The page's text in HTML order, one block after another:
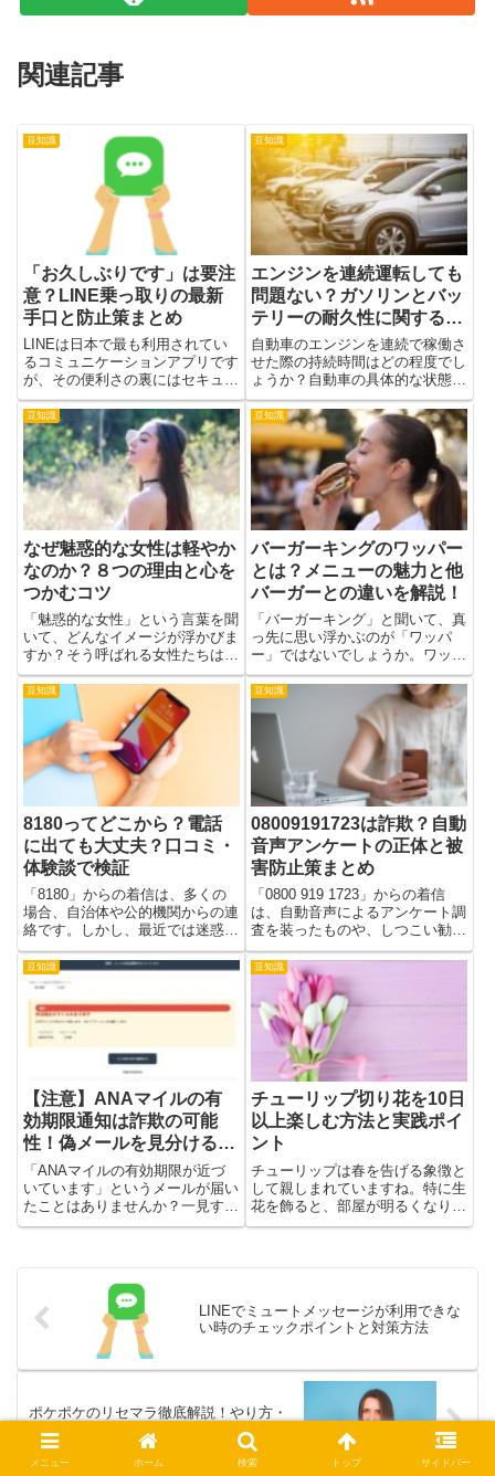
関連記事
豆知識
「お久しぶりです」は要注
意？LINE乗っ取りの最新
手口と防止策まとめ
LINEは日本で最も利用されてい
るコミュニケーションアプリです
が、その便利さの裏にはセキュリ
ティリスクが潜んでいます。特に
近年急増しているのが「LINE乗
っ取り」と呼ばれる被害で、アカ
ウントを奪われると自分だけでな
く友人や家族にまで迷惑が及...
豆知識
エンジンを連続運転しても
問題ない？ガソリンとバッ
テリーの耐久性に関する解
説
自動車のエンジンを連続で稼働さ
せた際の持続時間はどの程度でし
ょうか？自動車の具体的な状態に
依存しますが、一般的には燃料が
無くなるまで動き続けます。ま
ず、エンジンを連続稼動させる際
のガソリン消費量を考えてみまし
ょう。約1時間につき1リットル
の...
豆知識
なぜ魅惑的な女性は軽やか
なのか？８つの理由と心を
つかむコツ
「魅惑的な女性」という言葉を聞
いて、どんなイメージが浮かびま
すか？そう呼ばれる女性たちは、
意外にもさっぱりしており、他人
に依存することがありません。彼
女たちには、不思議な魅力や知性
が光ることも特徴です。今回は、
そうした女性たちがなぜ軽やか
な...
豆知識
バーガーキングのワッパー
とは？メニューの魅力と他
バーガーとの違いを解説！
「バーガーキング」と聞いて、真
っ先に思い浮かぶのが「ワッパ
ー」ではないでしょうか。ワッパ
ーはそのボリューム感と独自の直
火焼き製法により、多くのファン
を惹きつけています。一般的なフ
ァストフードバーガーとは一線を
画す存在であり、その味わい、サ
イ...
豆知識
8180ってどこから？電話
に出ても大丈夫？口コミ・
体験談で検証
「8180」からの着信は、多くの
場合、自治体や公的機関からの連
絡です。しかし、最近では迷惑電
話や詐欺まがいのケースも紛れ込
んでいるため、発信元の確認や適
切な対応が欠かせません。この記
事では、「8180ってどこか
ら？」「かけ直して大丈夫？」
と...
豆知識
08009191723は詐欺？自動
音声アンケートの正体と被
害防止策まとめ
「0800 919 1723」からの着信
は、自動音声によるアンケート調
査を装ったものや、しつこい勧
誘、個人情報の不正取得など多様
なトラブル事例が報告されていま
す。こうした電話を受けて不安を
感じる方も少なくありません。こ
の記事では、0800番...
豆知識
【注意】ANAマイルの有
効期限通知は詐欺の可能
性！偽メールを見分ける方
法
「ANAマイルの有効期限が近づ
いています」というメールが届い
たことはありませんか？一見する
と公式からの通知のように見えま
アドレスを装って、ユーザーの
I...
豆知識
チューリップ切り花を10日
以上楽しむ方法と実践ポイ
ント
チューリップは春を告げる象徴と
して親しまれていますね。特に生
花を飾ると、部屋が明るくなりま
す。でも、チューリップを美しく
み...
LINEでミュートメッセージが利用できな
い時のチェックポイントと対策方法
ポケポケのリセマラ徹底解説！やり方・
メニュー ホーム 検索 トップ サイドバー